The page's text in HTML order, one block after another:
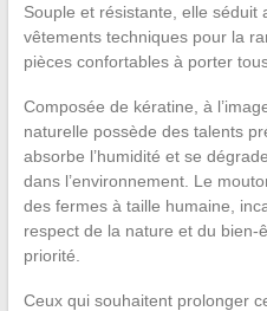
Souple et résistante, elle séduit
vêtements techniques pour la
pièces confortables à porter
Composée de kératine, à
naturelle possède des talents
absorbe l’humidité et se
dans l’environnement. Le
des fermes à taille humaine,
respect de la nature et du bien-
priorité.
Ceux qui souhaitent prolonger